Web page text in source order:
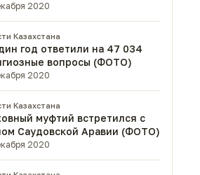
2020
Казахстана
год ответили на 47 034
вопросы (ФОТО)
2020
Казахстана
муфтий встретился с
Саудовской Аравии (ФОТО)
2020